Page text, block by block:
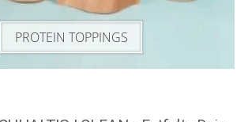
PROTEIN TOPPINGS